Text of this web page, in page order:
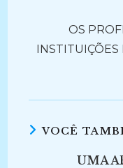
OS
INSTITUIÇÕES
VOCÊ
UMA